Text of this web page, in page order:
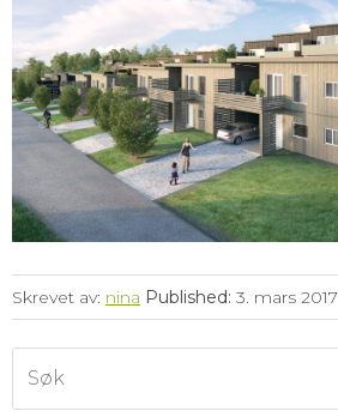
Skrevet av: nina Published: 3. mars 2017